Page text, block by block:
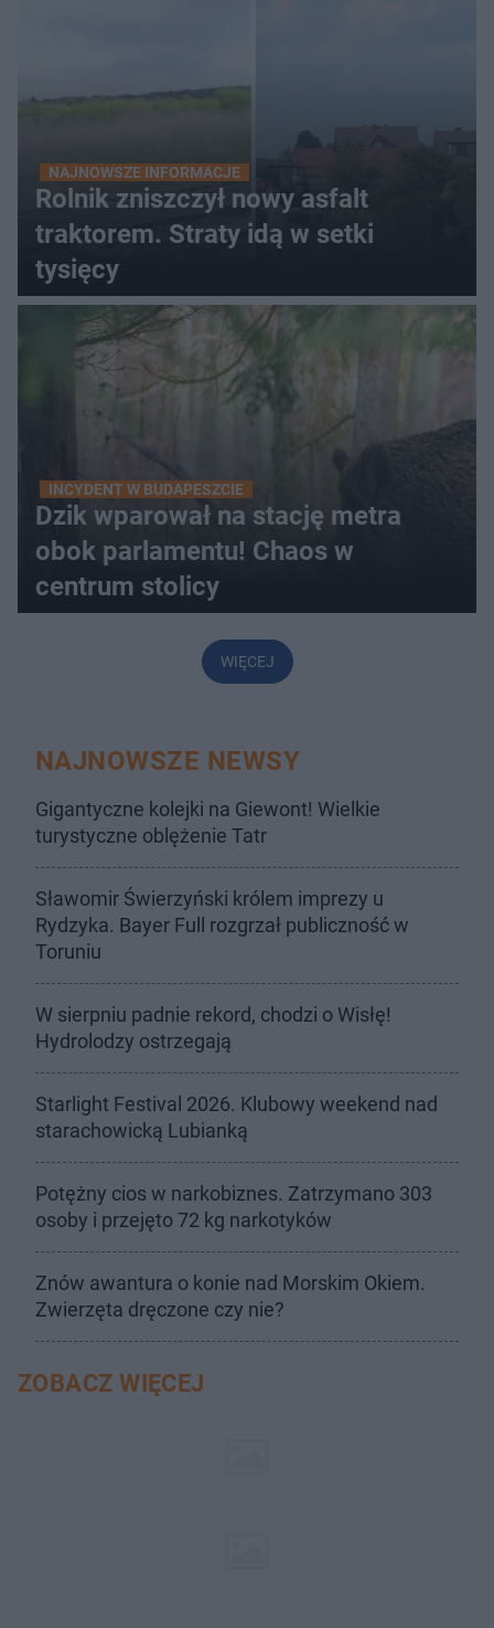
NAJNOWSZE INFORMACJE
Rolnik zniszczył nowy asfalt
traktorem. Straty idą w setki
tysięcy
INCYDENT W BUDAPESZCIE
Dzik wparował na stację metra
obok parlamentu! Chaos w
centrum stolicy
WIĘCEJ
NAJNOWSZE NEWSY
Gigantyczne kolejki na Giewont! Wielkie
turystyczne oblężenie Tatr
Sławomir Świerzyński królem imprezy u
Rydzyka. Bayer Full rozgrzał publiczność w
Toruniu
W sierpniu padnie rekord, chodzi o Wisłę!
Hydrolodzy ostrzegają
Starlight Festival 2026. Klubowy weekend nad
starachowicką Lubianką
Potężny cios w narkobiznes. Zatrzymano 303
osoby i przejęto 72 kg narkotyków
Znów awantura o konie nad Morskim Okiem.
Zwierzęta dręczone czy nie?
ZOBACZ WIĘCEJ